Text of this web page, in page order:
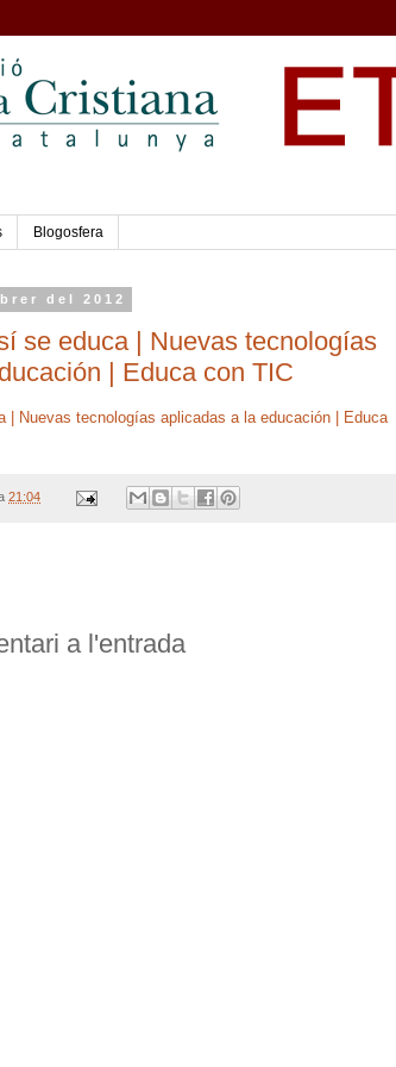
Blogosfera
del 2012
se educa | Nuevas tecnologías
| Educa con TIC
| Nuevas tecnologías aplicadas a la educación | Educa
21:04
a l'entrada